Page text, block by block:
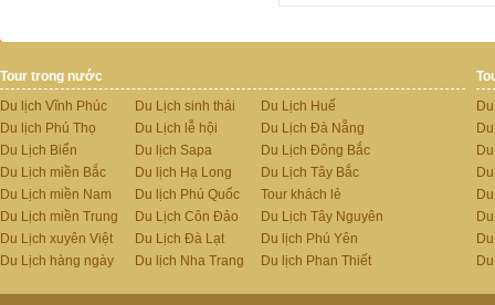
Tour trong nước
Du lịch Vĩnh Phúc
Du lịch Phú Thọ
Du Lịch Biển
Du Lịch miền Bắc
Du Lịch miền Nam
Du Lịch miền Trung
Du Lịch xuyên Việt
Du Lịch hàng ngày
Du Lịch sinh thái
Du Lịch lễ hội
Du lịch Sapa
Du lịch Hạ Long
Du lịch Phú Quốc
Du Lịch Côn Đảo
Du Lịch Đà Lạt
Du lịch Nha Trang
Du Lịch Huế
Du Lịch Đà Nẵng
Du Lịch Đông Bắc
Du Lịch Tây Bắc
Tour khách lẻ
Du Lịch Tây Nguyên
Du lịch Phú Yên
Du lịch Phan Thiết